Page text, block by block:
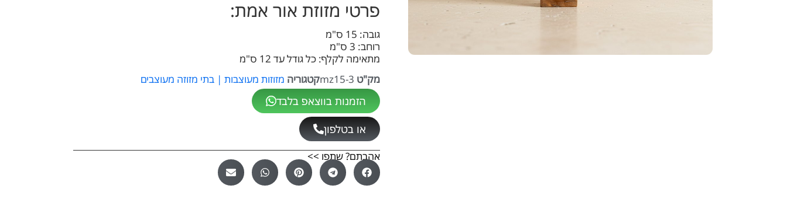
פרטי מזוזת אור אמת:
גובה: 15 ס"מ
רוחב: 3 ס"מ
מתאימה לקלף: כל גודל עד 12 ס"מ
מק"ט mz15-3קטגוריה מזוזות מעוצבות | בתי מזוזה מעוצבים
הזמנות בווצאפ בלבד
או בטלפון
אהבתם? שתפו >>